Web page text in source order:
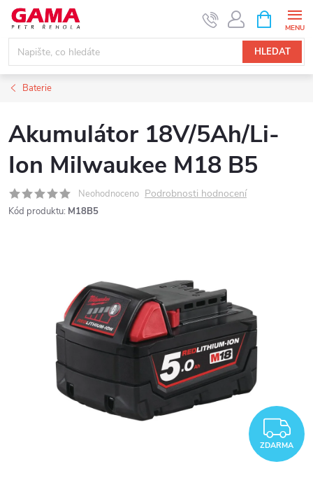
Přejít
obsah
HLEDAT
NÁKUPNÍ
KOŠÍK
Baterie
Akumulátor 18V/5Ah/Li-
Ion Milwaukee M18 B5
Neohodnoceno Podrobnosti hodnocení
Kód produktu: M18B5
ZDARMA